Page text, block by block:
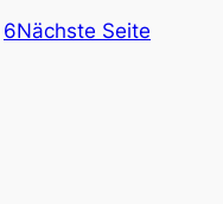
6Nächste Seite